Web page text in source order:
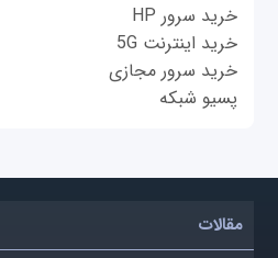
خرید سرور HP
خرید اینترنت 5G
خرید سرور مجازی
پسیو شبکه
مقالات